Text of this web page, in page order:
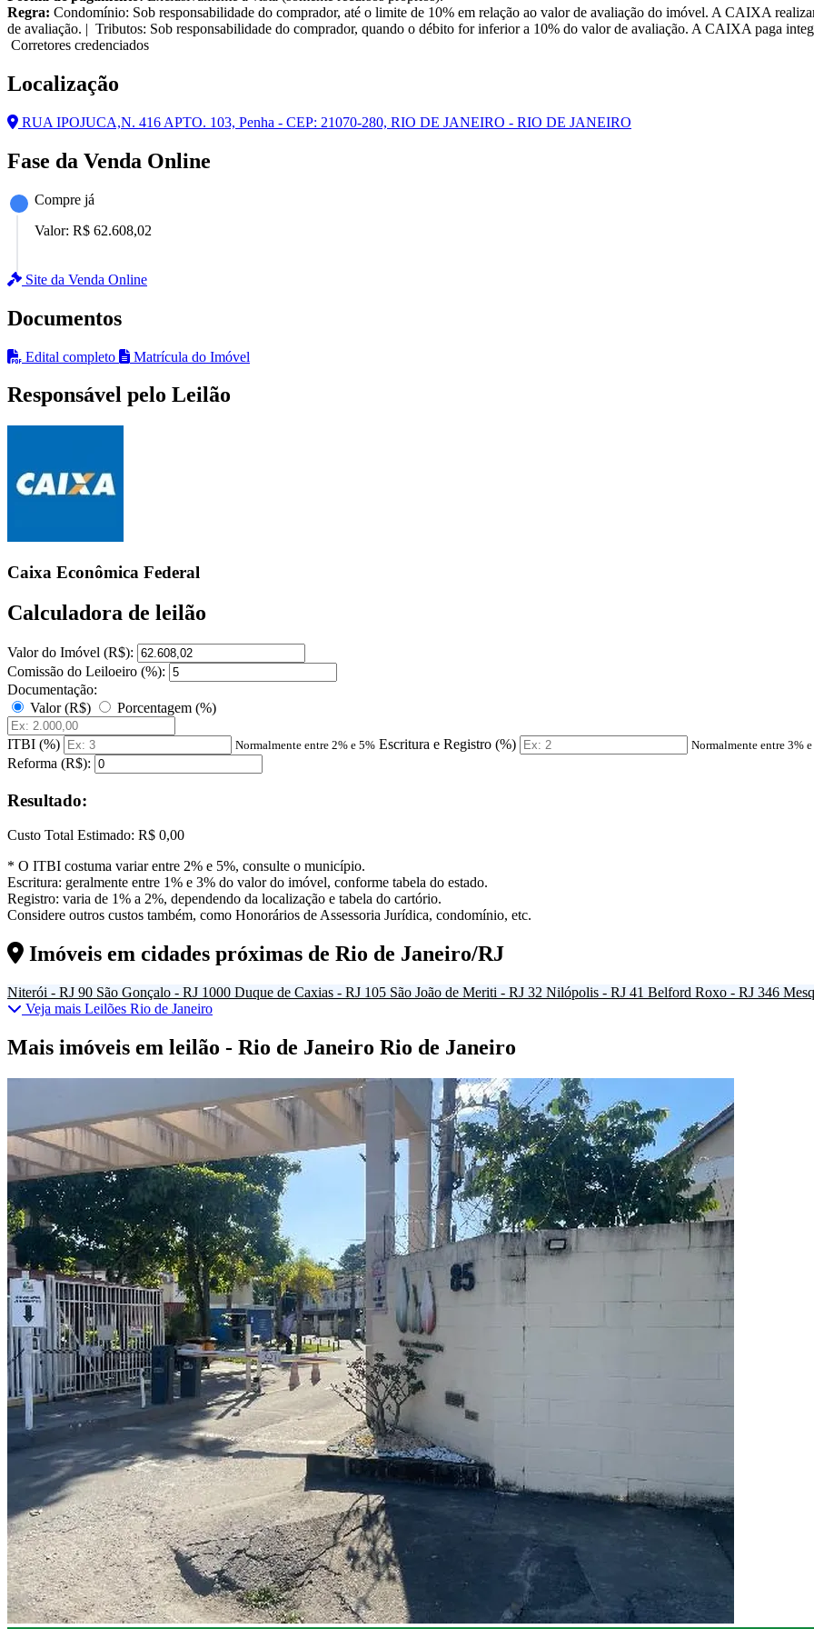
Regra: Condomínio: Sob responsabilidade do comprador, até o limite de 10% em relação ao valor de avaliação do imóvel. A CAIXA
de avaliação. | Tributos: Sob responsabilidade do comprador, quando o débito for inferior a 10% do valor de avaliação. A CAIXA paga
Corretores credenciados
Localização
RUA IPOJUCA,N. 416 APTO. 103, Penha - CEP: 21070-280, RIO DE JANEIRO - RIO DE JANEIRO
Fase da Venda Online
Compre já
Valor: R$ 62.608,02
Site da Venda Online
Documentos
Edital completo Matrícula do Imóvel
Responsável pelo Leilão
Caixa Econômica Federal
Calculadora de leilão
Valor do Imóvel (R$):
Comissão do Leiloeiro (%):
Documentação:
Valor (R$)
Porcentagem (%)
ITBI (%) Normalmente entre 2% e 5% Escritura e Registro (%) Normalmente entre 3%
Reforma (R$):
Resultado:
Custo Total Estimado: R$ 0,00
* O ITBI costuma variar entre 2% e 5%, consulte o município.
Escritura: geralmente entre 1% e 3% do valor do imóvel, conforme tabela do estado.
Registro: varia de 1% a 2%, dependendo da localização e tabela do cartório.
Considere outros custos também, como Honorários de Assessoria Jurídica, condomínio, etc.
Imóveis em cidades próximas de Rio de Janeiro/RJ
Niterói - RJ 90 São Gonçalo - RJ 1000 Duque de Caxias - RJ 105 São João de Meriti - RJ 32 Nilópolis - RJ 41 Belford Roxo - RJ 346
Veja mais Leilões Rio de Janeiro
Mais imóveis em leilão - Rio de Janeiro Rio de Janeiro